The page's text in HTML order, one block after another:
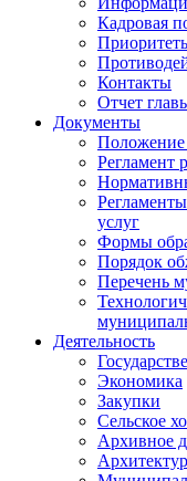
Кадровая
Контакты
Отчет
Документы
Положение
Регламент
услуг
Формы
Порядок
Перечень
Деятельность
Экономика
Закупки
Сельское
Архивное